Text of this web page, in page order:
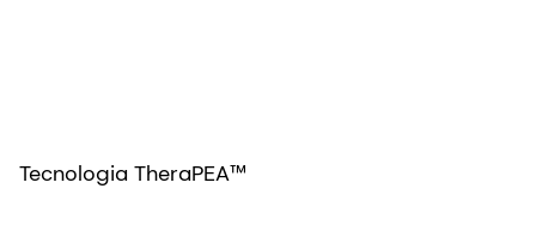
Tecnologia TheraPEA™